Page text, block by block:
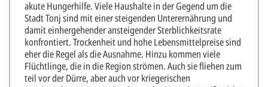
akute Hungerhilfe. Viele Haushalte in der Gegend um die
Stadt Tonj sind mit einer steigenden Unterernährung und
damit einhergehender ansteigender Sterblichkeitsrate
konfrontiert. Trockenheit und hohe Lebensmittelpreise sind
eher die Regel als die Ausnahme. Hinzu kommen viele
Flüchtlinge, die in die Region strömen. Auch sie fliehen zum
teil vor der Dürre, aber auch vor kriegerischen